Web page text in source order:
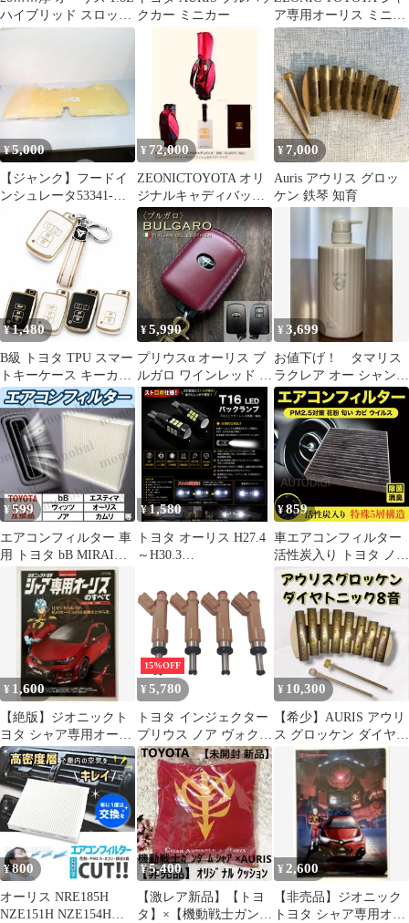
ハイブリッド スロット
ルスペーサー トヨタ
クカー ミニカー
ア専用オーリス ミニカ
ー、展示品セット
¥ 5,000
【ジャンク】フードイ
ンシュレータ53341-
12360オーリス用トヨタ
純正部品
¥ 72,000
ZEONICTOYOTA オリ
ジナルキャディバッグ
シャア専用オーリス
★未使用
¥7,000
Auris アウリス グロッ
ケン 鉄琴 知育
¥1,480
B級 トヨタ TPU スマー
トキーケース キーカバ
ー プリウスa 40系後期
ハリアー60系 シエンタ
170系 SCパッケージ ア
ルファード30系 ヴェル
ファイア30系 ヴォクシ
ー ノア80系 エスクァイ
ア オーリス180系 カム
リ50系 アクセサリー
¥5,990
プリウスα オーリス ブ
ルガロ ワインレッド 赤
紫真鍮 キーカバー
¥3,699
お値下げ！ タマリス
ラクレア オー シャンプ
ー C 700mL 大容量！
¥599
エアコンフィルター 車
用 トヨタ bB MIRAI
RAV4 SAI アクア アベ
ンシスワゴン アリオン
イスト ヴァンガード ウ
ィッシュ ヴィッツ ヴォ
クシー ノア エスティマ
オーリス カムリ カロー
ラアクシオ カローラフ
ィールダー カローラル
ミオン
¥1,580
トヨタ オーリス H27.4
～H30.3
品質 爆光 ストロボ T16
LED バックランプ 純白
New 特注LEDチップ 27
発 プロジェクター 搭載
2個SET 自動切り替え
ポン付け 新品
¥859
車エアコンフィルター
活性炭入り トヨタ ノア
ヴォクシー 70系75系 エ
スティマ オーリス カロ
ーラアクシオ カローラ
フィールダー 87139-
52040 純正互換 消臭
AU151B
¥ 1,600
【絶版】ジオニックト
ヨタ シャア専用オーリ
スのすべて モーターフ
ァン別冊
15%OFF
¥ 5,780
トヨタ インジェクター
プリウス ノア ヴォクシ
ー カローラ オーリス
ウィッシュ 23209-
39146 23250-37010 4本
セット
¥ 10,300
【希少】AURIS アウリ
ス グロッケン ダイヤト
ニック 8音 鉄琴
¥800
オーリス NRE185H
NZE151H NZE154H
¥5,400
【激レア新品】【トヨ
タ】×【機動戦士ガンダ
¥2,600
【非売品】ジオニック
トヨタ シャア専用オー